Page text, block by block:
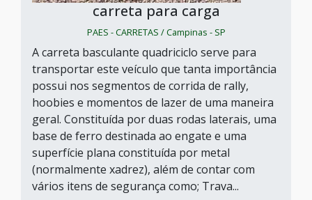
carreta para carga
PAES - CARRETAS / Campinas - SP
A carreta basculante quadriciclo serve para
transportar este veículo que tanta importância
possui nos segmentos de corrida de rally,
hoobies e momentos de lazer de uma maneira
geral. Constituída por duas rodas laterais, uma
base de ferro destinada ao engate e uma
superfície plana constituída por metal
(normalmente xadrez), além de contar com
vários itens de segurança como; Trava...